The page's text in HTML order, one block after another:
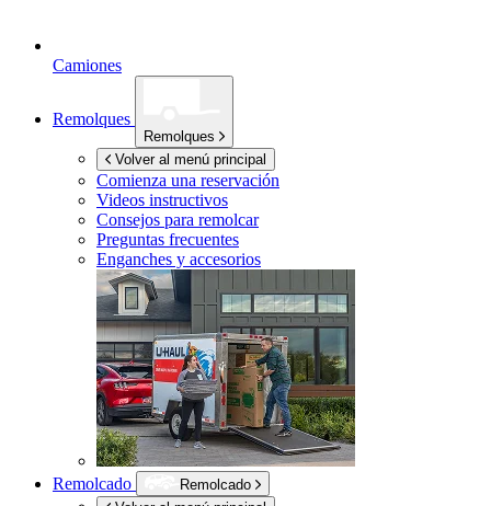
Camiones
Remolques
Remolques
Volver al menú principal
Comienza una reservación
Videos instructivos
Consejos para remolcar
Preguntas frecuentes
Enganches y accesorios
Remolcado
Remolcado